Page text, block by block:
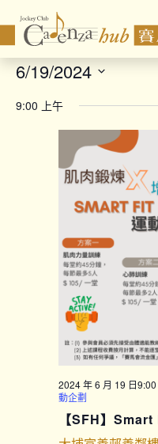
6/19/2024
date.
9:00 上午
2024 年 6 月 19 日
動企劃
【SFH】